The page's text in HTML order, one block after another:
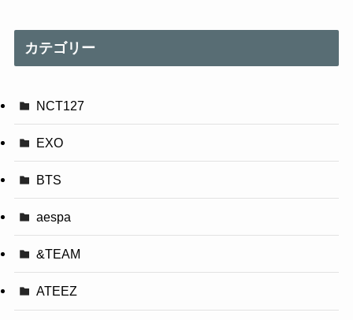
カテゴリー
NCT127
EXO
BTS
aespa
&TEAM
ATEEZ